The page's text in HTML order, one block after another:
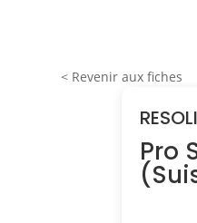
< Revenir aux fiches
Pro